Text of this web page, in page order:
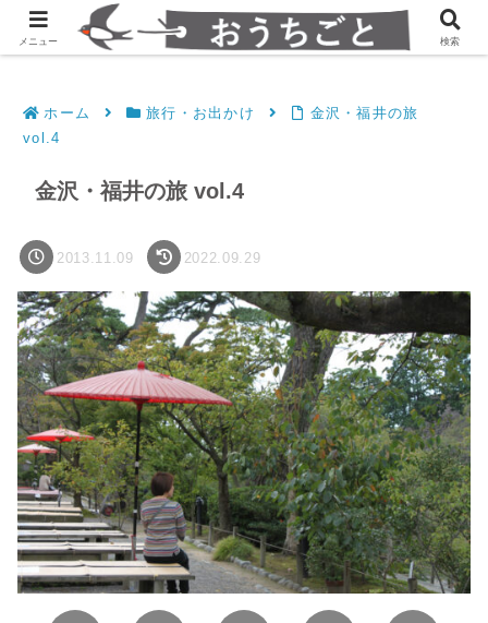
発達障害凸凹夫婦のシンプルすっきり生活
ホーム 旅行・お出かけ
金沢・福井の旅
vol.4
金沢・福井の旅 vol.4
2013.11.09 2022.09.29
メニュー 検索